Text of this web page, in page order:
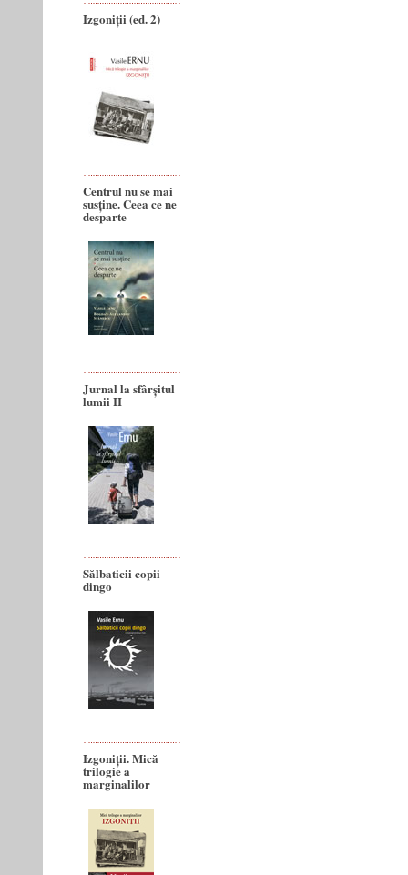
Izgoniții (ed. 2)
Centrul nu se mai
susține. Ceea ce ne
desparte
Jurnal la sfârșitul
lumii II
Sălbaticii copii
dingo
Izgoniții. Mică
trilogie a
marginalilor